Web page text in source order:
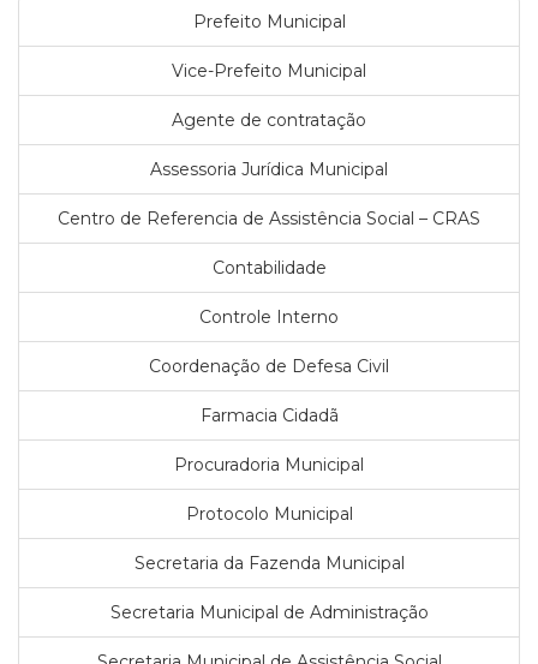
Prefeito Municipal
Vice-Prefeito Municipal
Agente de contratação
Assessoria Jurídica Municipal
Centro de Referencia de Assistência Social – CRAS
Contabilidade
Controle Interno
Coordenação de Defesa Civil
Farmacia Cidadã
Procuradoria Municipal
Protocolo Municipal
Secretaria da Fazenda Municipal
Secretaria Municipal de Administração